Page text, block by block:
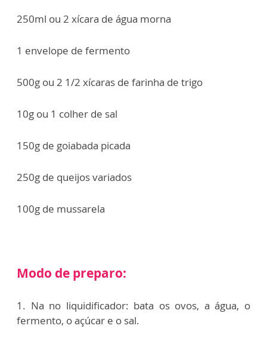
250ml ou 2 xícara de água morna
1 envelope de fermento
500g ou 2 1/2 xícaras de farinha de trigo
10g ou 1 colher de sal
150g de goiabada picada
250g de queijos variados
100g de mussarela
Modo de preparo:
1. Na no liquidificador: bata os ovos, aágua, o
fermento, o açúcar e o sal.